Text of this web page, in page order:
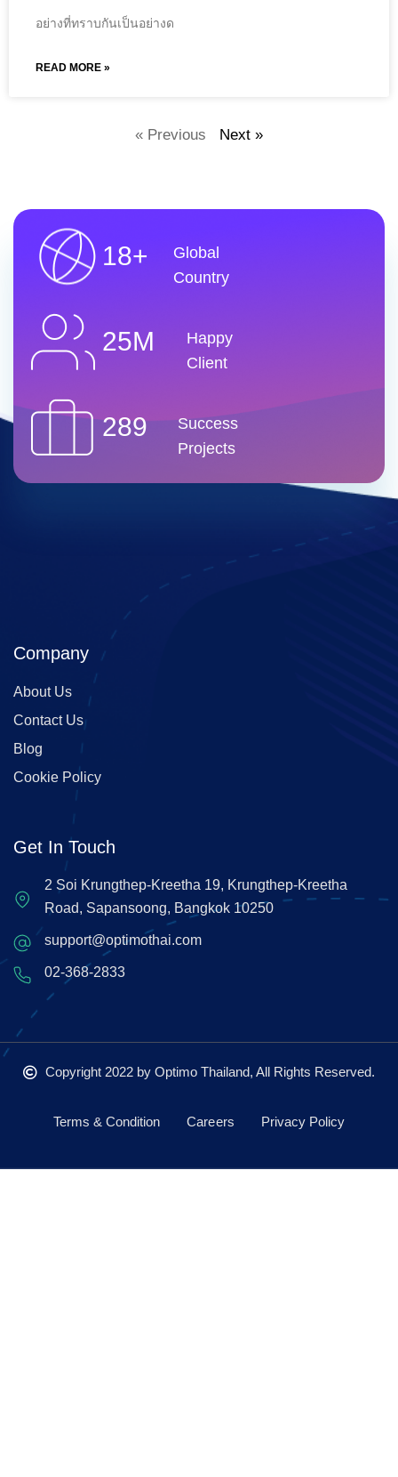
อย่างที่ทราบกันเป็นอย่างด
READ MORE »
« Previous Next »
18+
Global
Country
25M
Happy
Client
289
Success
Projects
Company
About Us
Contact Us
Blog
Cookie Policy
Get In Touch
2 Soi Krungthep-Kreetha 19, Krungthep-Kreetha
Road, Sapansoong, Bangkok 10250
support@optimothai.com
02-368-2833
Copyright 2022 by Optimo Thailand, All Rights Reserved.
Terms & Condition Careers Privacy Policy